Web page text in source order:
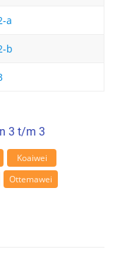
a
b
3 t/m 3
Koaiwei
Ottemawei